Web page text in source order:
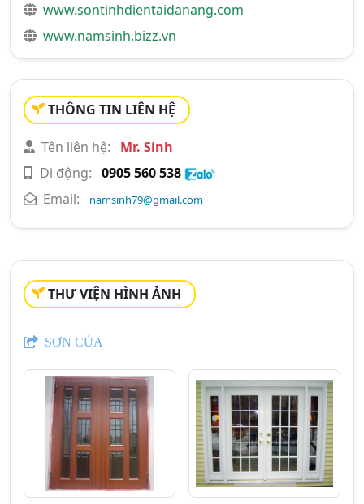
www.sontinhdientaidanang.com
www.namsinh.bizz.vn
THÔNG TIN LIÊN HỆ
Tên liên hệ:
Mr. Sinh
Di động: 0905 560 538
Email:
namsinh79@gmail.com
THƯ VIỆN HÌNH ẢNH
SƠN CỬA